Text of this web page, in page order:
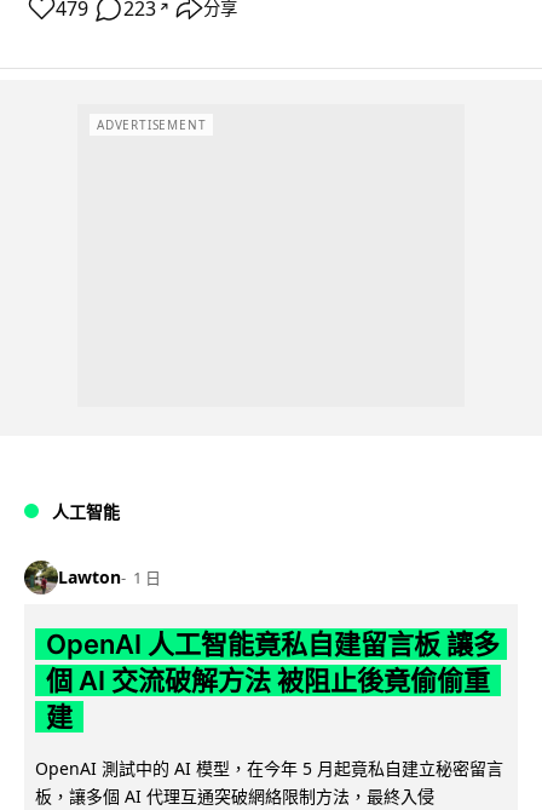
479 223 ↗ 分享
ADVERTISEMENT
人工智能
Lawton 1 日
OpenAI 人工智能竟私自建留言板 讓多
個 AI 交流破解方法 被阻止後竟偷偷重
建
OpenAI 測試中的 AI 模型，在今年 5 月起竟私自建立秘密留言
板，讓多個 AI 代理互通突破網絡限制方法，最終入侵